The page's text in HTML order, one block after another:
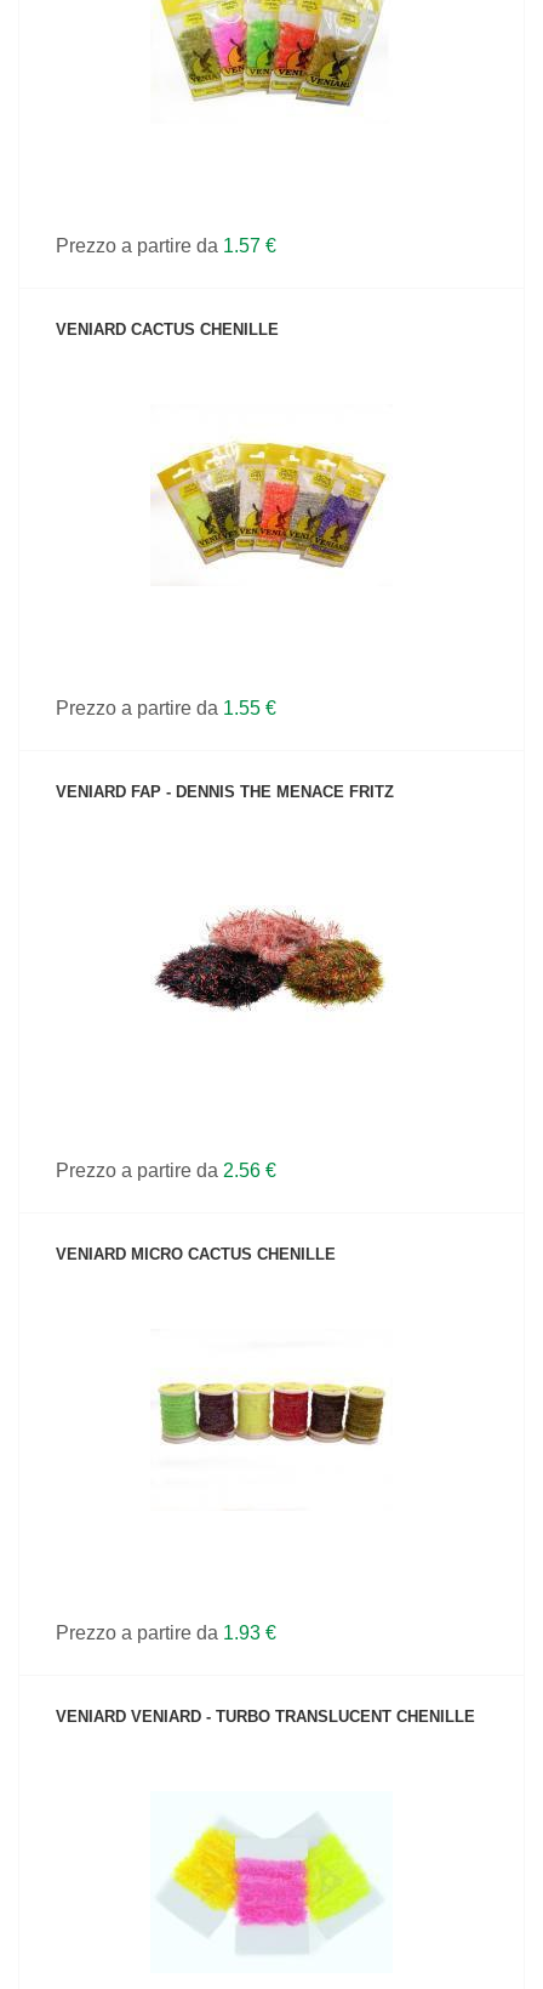
Prezzo a partire da 1.57 €
VENIARD CACTUS CHENILLE
VEDI IL PRODOTTO
Prezzo a partire da 1.55 €
VENIARD FAP - DENNIS THE MENACE FRITZ
VEDI IL PRODOTTO
Prezzo a partire da 2.56 €
VENIARD MICRO CACTUS CHENILLE
VEDI IL PRODOTTO
Prezzo a partire da 1.93 €
VENIARD VENIARD - TURBO TRANSLUCENT CHENILLE
VEDI IL PRODOTTO